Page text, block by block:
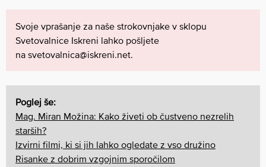
Svoje vprašanje za naše strokovnjake v sklopu
Svetovalnice Iskreni lahko pošljete
na svetovalnica@iskreni.net.
Poglej še:
Mag. Miran Možina: Kako živeti ob čustveno nezrelih
starših?
Izvirni filmi, ki si jih lahko ogledate z vso družino
Risanke z dobrim vzgojnim sporočilom